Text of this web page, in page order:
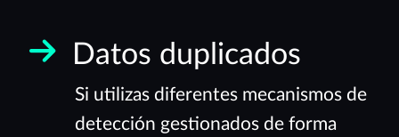
Datos duplicados
Si utilizas diferentes mecanismos de
detección gestionados de forma